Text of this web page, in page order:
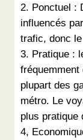
2. Ponctuel :
influencés
trafic, donc
3. Pratique :
plupart des
métro. Le
plus pratique
4,